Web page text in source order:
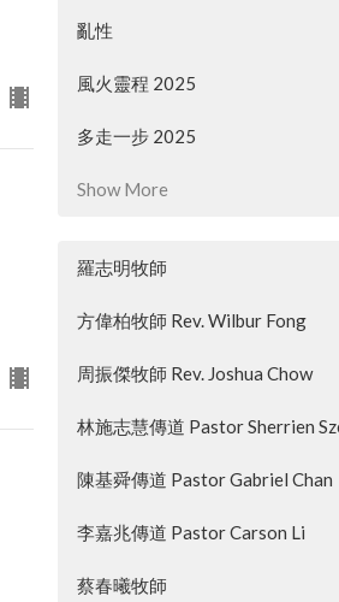
亂性
風火靈程 2025
多走一步 2025
Show More
羅志明牧師
方偉柏牧師 Rev. Wilbur Fong
周振傑牧師 Rev. Joshua Chow
林施志慧傳道 Pastor Sherrien
陳基舜傳道 Pastor Gabriel Chan
李嘉兆傳道 Pastor Carson Li
蔡春曦牧師